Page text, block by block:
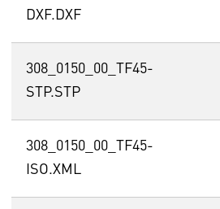
DXF.DXF
308_0150_00_TF45-
STP.STP
308_0150_00_TF45-
ISO.XML